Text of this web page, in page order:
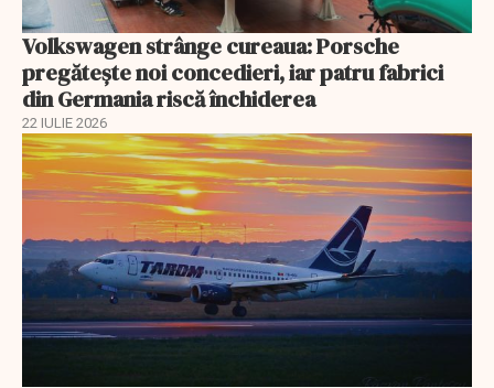
Volkswagen strânge cureaua: Porsche
pregătește noi concedieri, iar patru fabrici
din Germania riscă închiderea
22 IULIE 2026